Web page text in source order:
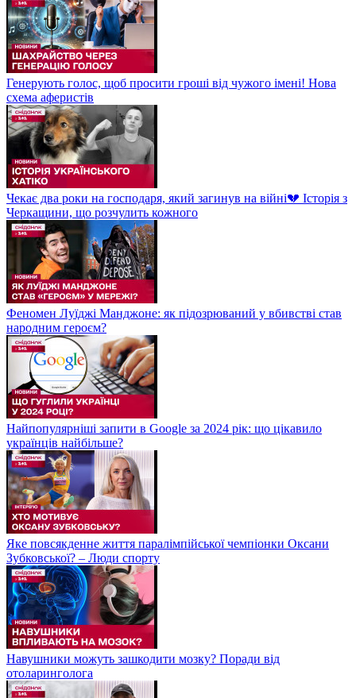
Генерують голос, щоб просити гроші від чужого імені! Нова
схема аферистів
Чекає два роки на господаря, який загинув на війні💔 Історія з
Черкащини, що розчулить кожного
Феномен Луїджі Манджоне: як підозрюваний у вбивстві став
народним героєм?
Найпопулярніші запити в Google за 2024 рік: що цікавило
українців найбільше?
Яке повсякденне життя паралімпійської чемпіонки Оксани
Зубковської? – Люди спорту
Навушники можуть зашкодити мозку? Поради від
отоларинголога